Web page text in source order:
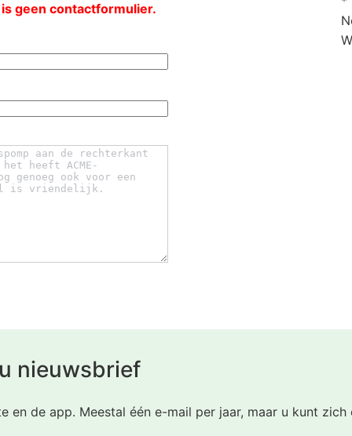
geen contactformulier.
nieuwsbrief
de app. Meestal één e-mail per jaar, maar u kunt